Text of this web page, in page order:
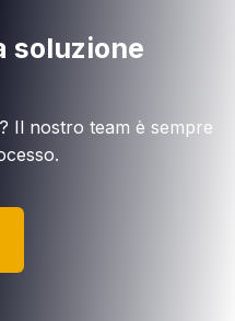
soluzione
Il nostro team è sempre